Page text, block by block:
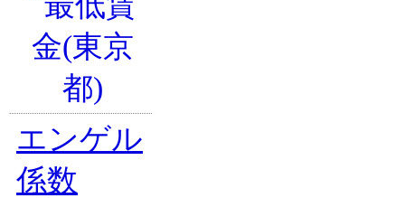
エンゲル
係数